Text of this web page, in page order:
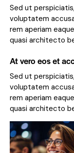
Sed ut
voluptatem
rem aperiam
quasi architecto
At vero eos et
Sed ut
voluptatem
rem aperiam
quasi architecto